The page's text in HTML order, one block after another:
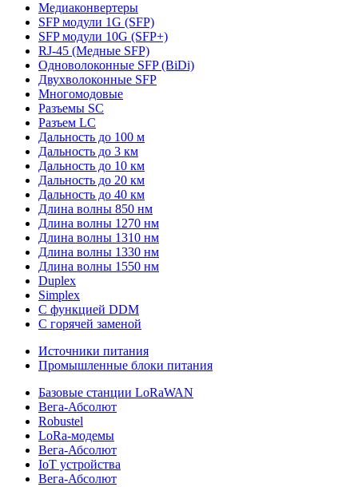
Медиаконвертеры
SFP модули 1G (SFP)
SFP модули 10G (SFP+)
RJ-45 (Медные SFP)
Одноволоконные SFP (BiDi)
Двухволоконные SFP
Многомодовые
Разъемы SC
Разъем LC
Дальность до 100 м
Дальность до 3 км
Дальность до 10 км
Дальность до 20 км
Дальность до 40 км
Длина волны 850 нм
Длина волны 1270 нм
Длина волны 1310 нм
Длина волны 1330 нм
Длина волны 1550 нм
Duplex
Simplex
С функцией DDM
С горячей заменой
Источники питания
Промышленные блоки питания
Базовые станции LoRaWAN
Вега-Абсолют
Robustel
LoRa-модемы
Вега-Абсолют
IoT устройства
Вега-Абсолют